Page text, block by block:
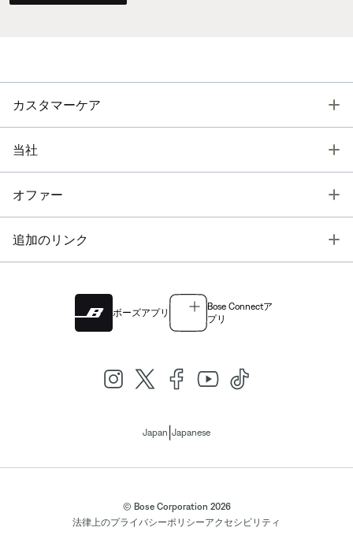
カスタマーケア
当社
オファー
追加のリンク
ボーズアプリ
Bose Connectア
プリ
Japan Japanese
© Bose Corporation 2026
法律上のプライバシーポリシーアクセシビリティ